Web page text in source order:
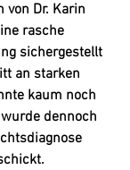
von Dr. Karin
rasche
sichergestellt
an starken
kaum noch
dennoch